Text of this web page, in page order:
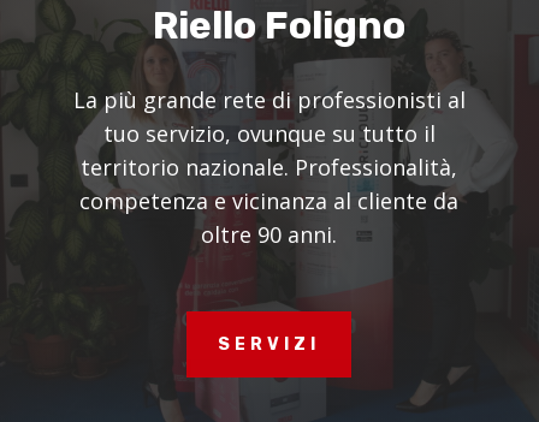
Riello Foligno
La più grande rete di professionisti al
tuo servizio, ovunque su tutto il
territorio nazionale. Professionalità,
competenza e vicinanza al cliente da
oltre 90 anni.
SERVIZI